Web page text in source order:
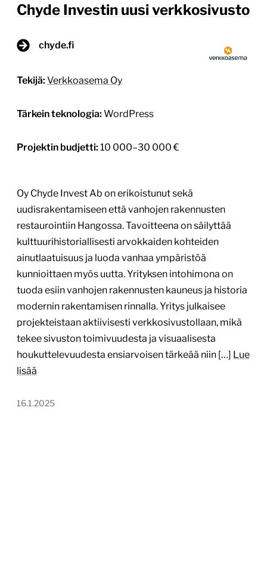
Chyde Investin uusi verkkosivusto
chyde.fi
Tekijä: Verkkoasema Oy
Tärkein teknologia: WordPress
Projektin budjetti: 10 000–30 000 €
Oy Chyde Invest Ab on erikoistunut sekä
uudisrakentamiseen että vanhojen rakennusten
restaurointiin Hangossa. Tavoitteena on säilyttää
kulttuurihistoriallisesti arvokkaiden kohteiden
ainutlaatuisuus ja luoda vanhaa ympäristöä
kunnioittaen myös uutta. Yrityksen intohimona on
tuoda esiin vanhojen rakennusten kauneus ja historia
modernin rakentamisen rinnalla. Yritys julkaisee
projekteistaan aktiivisesti verkkosivustollaan, mikä
tekee sivuston toimivuudesta ja visuaalisesta
houkuttelevuudesta ensiarvoisen tärkeää niin […] Lue
lisää
16.1.2025